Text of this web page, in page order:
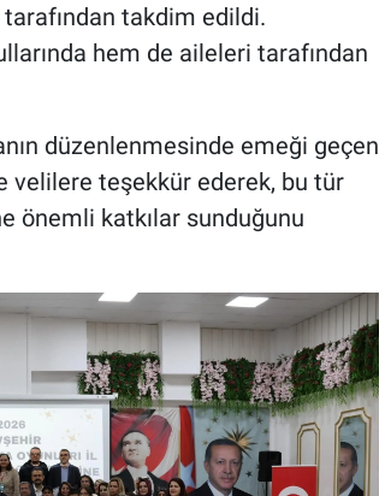
takdim edildi.
hem de aileleri tarafından
düzenlenmesinde emeği geçen
velilere teşekkür ederek, bu tür
önemli katkılar sunduğunu